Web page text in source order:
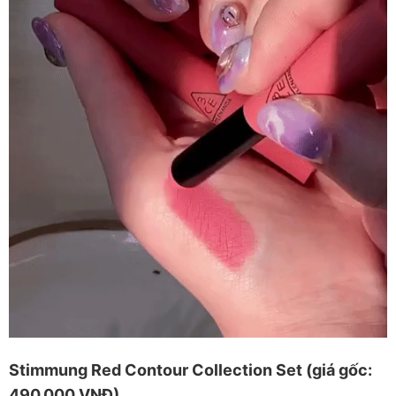
Stimmung Red Contour Collection Set (giá gốc: